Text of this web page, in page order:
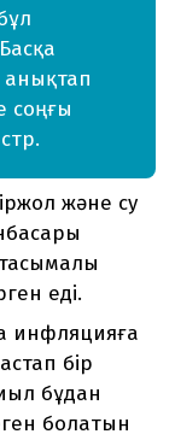
соңғы
және су
еді.
инфляцияға
бір
бұдан
болатын